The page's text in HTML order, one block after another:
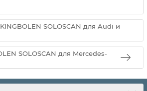
SOLOSCAN для Audi и
SOLOSCAN для Mercedes-